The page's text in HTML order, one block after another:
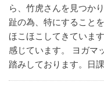
ら、竹虎さんを見つか
趾の為、特にすること
ほこほこしてきていま
感じています。
ヨガマ
踏みしております。日